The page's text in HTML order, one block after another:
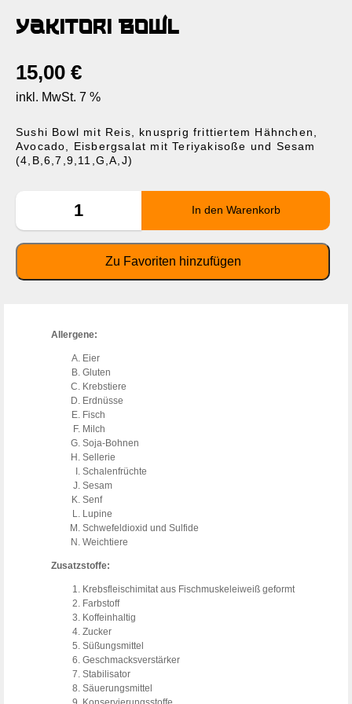
Yakitori Bowl
15,00 €
inkl. MwSt. 7 %
Sushi Bowl mit Reis, knusprig frittiertem Hähnchen,
Avocado, Eisbergsalat mit Teriyakisoße und Sesam
(4,B,6,7,9,11,G,A,J)
Allergene:
Eier
Gluten
Krebstiere
Erdnüsse
Fisch
Milch
Soja-Bohnen
Sellerie
Schalenfrüchte
Sesam
Senf
Lupine
Schwefeldioxid und Sulfide
Weichtiere
Zusatzstoffe:
Krebsfleischimitat aus Fischmuskeleiweiß geformt
Farbstoff
Koffeinhaltig
Zucker
Süßungsmittel
Geschmacksverstärker
Stabilisator
Säuerungsmittel